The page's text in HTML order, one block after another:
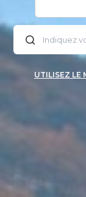
UTILISEZ LE